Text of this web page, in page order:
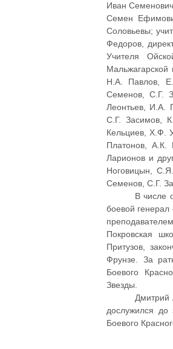
Иван
Семен
Соловьевы;
Федоров,
Учителя
Н.А. Павлов,
Семенов, С.Г.
Леонтьев, И.А.
С.Г. Засимов,
Кельциев, Х.Ф.
Платонов,
Ларионов и
Ноговицын,
Семенов, С.Г.
В числе
боевой генерал
Покровская
Притузов,
Фрунзе. За
Боевого
Звезды.
Дмитрий
дослужился до
Боевого